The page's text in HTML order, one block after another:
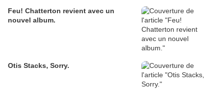
Feu! Chatterton revient avec un
nouvel album.
Otis Stacks, Sorry.